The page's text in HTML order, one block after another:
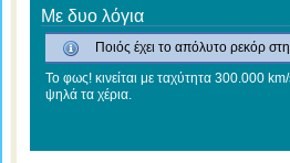
Με δυο λόγια
Ποιός έχει το απόλυτο ρεκόρ
Το φως! κινείται με ταχύτητα 300.000
ψηλά τα χέρια.